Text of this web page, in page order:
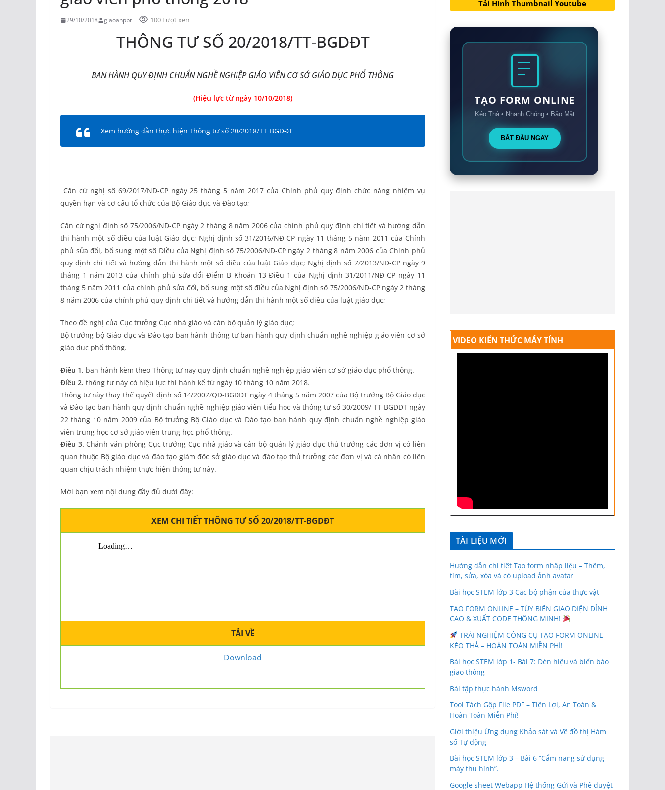
29/10/2018 giaoanppt 100 Lượt xem
THÔNG TƯ SỐ 20/2018/TT-BGDĐT
BAN HÀNH QUY ĐỊNH CHUẨN NGHỀ NGHIỆP GIÁO VIÊN CƠ SỞ GIÁO DỤC PHỔ THÔNG
(Hiệu lực từ ngày 10/10/2018)
Xem hướng dẫn thực hiện Thông tư số 20/2018/TT-BGDĐT
Căn cứ nghị số 69/2017/NĐ-CP ngày 25 tháng 5 năm 2017 của Chính phủ quy định chức năng nhiệm vụ
quyền hạn và cơ cấu tổ chức của Bộ Giáo dục và Đào tạo;
Căn cứ nghị định số 75/2006/NĐ-CP ngày 2 tháng 8 năm 2006 của chính phủ quy định chi tiết và hướng dẫn
thi hành một số điều của luật Giáo dục; Nghị định số 31/2016/NĐ-CP ngày 11 tháng 5 năm 2011 của Chính
phủ sửa đổi, bổ sung một số Điều của Nghị định số 75/2006/NĐ-CP ngày 2 tháng 8 năm 2006 của Chính phủ
quy định chi tiết và hướng dẫn thi hành một số điều của luật Giáo dục; Nghị định số 7/2013/NĐ-CP ngày 9
tháng 1 năm 2013 của chính phủ sửa đổi Điểm B Khoản 13 Điều 1 của Nghị định 31/2011/NĐ-CP ngày 11
tháng 5 năm 2011 của chính phủ sửa đổi, bổ sung một số điều của Nghị định số 75/2006/NĐ-CP ngày 2 tháng
8 năm 2006 của chính phủ quy định chi tiết và hướng dẫn thi hành một số điều của luật giáo dục;
Theo đề nghị của Cục trưởng Cục nhà giáo và cán bộ quản lý giáo dục;
Bộ trưởng bộ Giáo dục và Đào tạo ban hành thông tư ban hành quy định chuẩn nghề nghiệp giáo viên cơ sở
giáo dục phổ thông.
Điều 1. ban hành kèm theo Thông tư này quy định chuẩn nghề nghiệp giáo viên cơ sở giáo dục phổ thông.
Điều 2. thông tư này có hiệu lực thi hành kể từ ngày 10 tháng 10 năm 2018.
Thông tư này thay thế quyết định số 14/2007/QD-BGDDT ngày 4 tháng 5 năm 2007 của Bộ trưởng Bộ Giáo dục
và Đào tạo ban hành quy định chuẩn nghề nghiệp giáo viên tiểu học và thông tư số 30/2009/ TT-BGDDTngày
22 tháng 10 năm 2009 của Bộ trưởng Bộ Giáo dục và Đào tạo ban hành quy định chuẩn nghề nghiệp giáo
viên trung học cơ sở giáo viên trung học phổ thông.
Điều 3. Chánh văn phòng Cục trưởng Cục nhà giáo và cán bộ quản lý giáo dục thủ trưởng các đơn vị có liên
quan thuộc Bộ giáo dục và đào tạo giám đốc sở giáo dục và đào tạo thủ trưởng các đơn vị và cá nhân có liên
quan chịu trách nhiệm thực hiện thông tư này.
Mời bạn xem nội dung đầy đủ dưới đây:
XEM CHI TIẾT THÔNG TƯ SỐ 20/2018/TT-BGDĐT
TẢI VỀ
Download
Tải Hình Thumbnail Youtube
TẠO FORM ONLINE
Kéo Thả • Nhanh Chóng • Bảo Mật
BẮT ĐẦU NGAY
VIDEO KIẾN THỨC MÁY TÍNH
TÀI LIỆU MỚI
Hướng dẫn chi tiết Tạo form nhập liệu – Thêm,
tìm, sửa, xóa và có upload ảnh avatar
Bài học STEM lớp 3 Các bộ phận của thực vật
TẠO FORM ONLINE – TÙY BIẾN GIAO DIỆN ĐỈNH
CAO & XUẤT CODE THÔNG MINH!
TRẢI NGHIỆM CÔNG CỤ TẠO FORM ONLINE
KÉO THẢ – HOÀN TOÀN MIỄN PHÍ!
Bài học STEM lớp 1- Bài 7: Đèn hiệu và biển báo
giao thông
Bài tập thực hành Msword
Tool Tách Gộp File PDF – Tiện Lợi, An Toàn &
Hoàn Toàn Miễn Phí!
Giới thiệu Ứng dụng Khảo sát và Vẽ đồ thị Hàm
số Tự động
Bài học STEM lớp 3 – Bài 6 “Cẩm nang sử dụng
máy thu hình”.
Google sheet Webapp Hệ thống Gửi và Phê duyệt